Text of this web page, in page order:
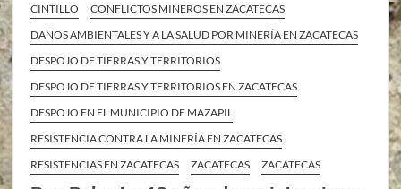
CINTILLO
CONFLICTOS MINEROS EN ZACATECAS
DAÑOS AMBIENTALES Y A LA SALUD POR MINERÍA EN ZACATECAS
DESPOJO DE TIERRAS Y TERRITORIOS
DESPOJO DE TIERRAS Y TERRITORIOS EN ZACATECAS
DESPOJO EN EL MUNICIPIO DE MAZAPIL
RESISTENCIA CONTRA LA MINERÍA EN ZACATECAS
RESISTENCIAS EN ZACATECAS
ZACATECAS ZACATECAS